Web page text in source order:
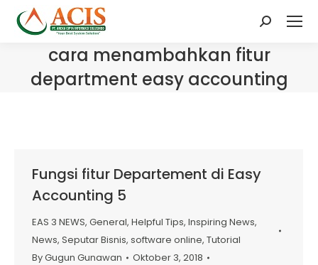
Search:
cara menambahkan fitur
department easy accounting
Fungsi fitur Departement di Easy
Accounting 5
EAS 3 NEWS, General, Helpful Tips, Inspiring News,
News, Seputar Bisnis, software online, Tutorial
ByGugun Gunawan
Oktober 3, 2018